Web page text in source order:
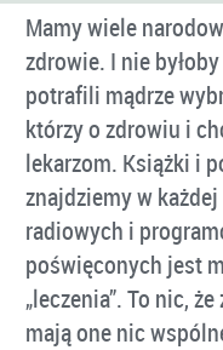
Mamy wiele
zdrowie. I nie
potrafili mądrze
którzy o zdrowiu i
lekarzom. Książki i
znajdziemy w
radiowych i
poświęconych jest
„leczenia”. To nic,
mają one nic